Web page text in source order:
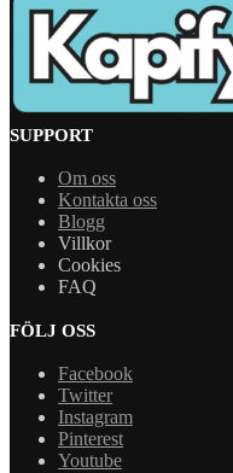
SUPPORT
Om oss
Kontakta oss
Blogg
Villkor
Cookies
FAQ
FÖLJ OSS
Facebook
Twitter
Instagram
Pinterest
Youtube